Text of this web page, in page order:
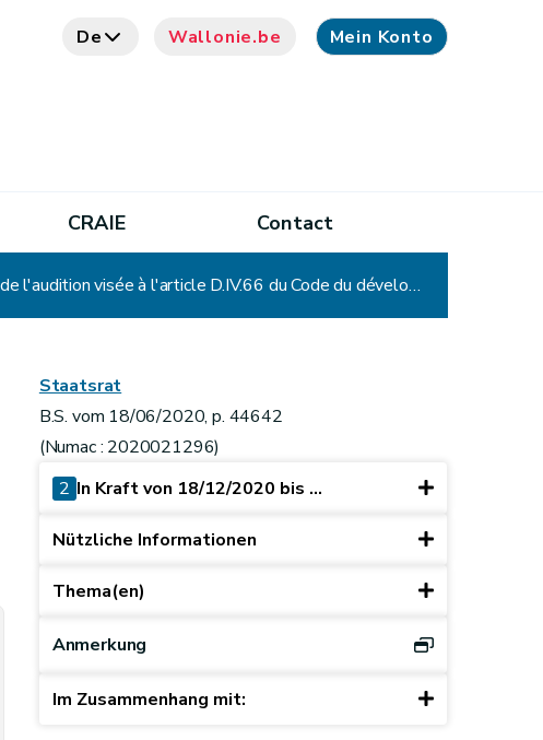
De Wallonie.be Mein Konto
CRAIE Contact
Arrêté du Gouvernement wallon de pouvoirs spéciaux n° 44 autorisant, à titre temporaire, la tenue de l'audition visée à l'article D.IV.66 du Code du développement territorial par vidéo-conférence
Staatsrat
B.S. vom 18/06/2020, p. 44642
(Numac : 2020021296)
2 In Kraft von 18/12/2020 bis ...
Nützliche Informationen
Thema(en)
Anmerkung
Im Zusammenhang mit: